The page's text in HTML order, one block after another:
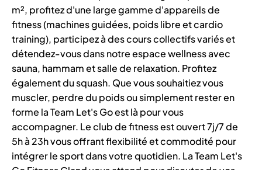
m², profitez d'une large gamme d'appareils de
fitness (machines guidées, poids libre et cardio
training), participez à des cours collectifs variés et
détendez-vous dans notre espace wellness avec
sauna, hammam et salle de relaxation. Profitez
également du squash. Que vous souhaitiez vous
muscler, perdre du poids ou simplement rester en
forme la Team Let's Go est là pour vous
accompagner. Le club de fitness est ouvert 7j/7 de
5h à 23h vous offrant flexibilité et commodité pour
intégrer le sport dans votre quotidien. La Team Let's